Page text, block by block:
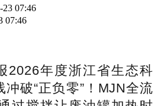
23 07:46
07:46
年度浙江省生态科
破“正负零”！MJN全流